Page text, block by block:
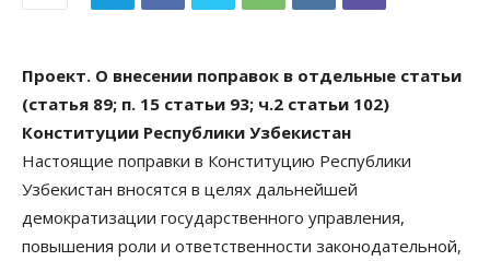
Проект. О внесении поправок в отдельные статьи
(статья 89; п. 15 статьи 93; ч.2 статьи 102)
Конституции Республики Узбекистан
Настоящие поправки в Конституцию Республики
Узбекистан вносятся в целях дальнейшей
демократизации государственного управления,
повышения роли и ответственности законодательной,